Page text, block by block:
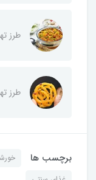
طرز
طرز
برچسب ها